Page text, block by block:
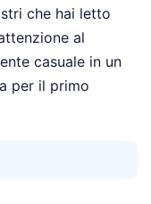
che hai letto
al
casuale in un
per il primo